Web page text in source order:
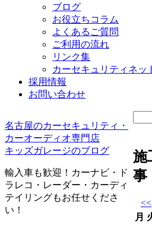
ブログ
お役立ちコラム
よくあるご質問
ご利用の流れ
リンク集
カーセキュリティネッ
採用情報
お問い合わせ
名古屋のカーセキュリティ・
カーオーディオ専門店
キッズガレージのブログ
輸入車も歓迎！カーナビ・ド
ラレコ・レーダー・カーディ
テイリングもお任せくださ
い！
施
事
<<
月